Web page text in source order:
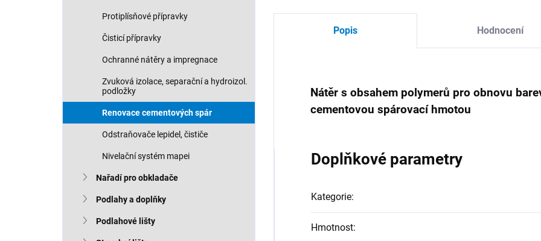
Protiplísňové přípravky
Čisticí přípravky
Ochranné nátěry a impregnace
Zvuková izolace, separační a hydroizol.
podložky
Renovace cementových spár
Odstraňovače lepidel, čističe
Nivelační systém mapei
Nařadí pro obkladače
Podlahy a doplňky
Podlahové lišty
Popis Hodnocení
Nátěr s obsahem polymerů pro obnovu
cementovou spárovací hmotou
Doplňkové parametry
Kategorie:
Hmotnost: